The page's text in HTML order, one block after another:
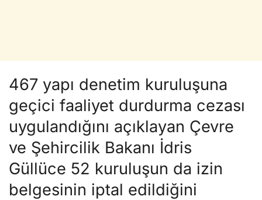
467 yapı denetim kuruluşuna
geçici faaliyet durdurma cezası
uygulandığını açıklayan Çevre
ve Şehircilik Bakanı İdris
Güllüce 52 kuruluşun da izin
belgesinin iptal edildiğini